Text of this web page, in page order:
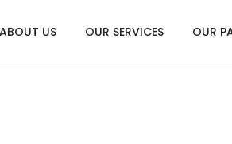
US OUR SERVICES OUR